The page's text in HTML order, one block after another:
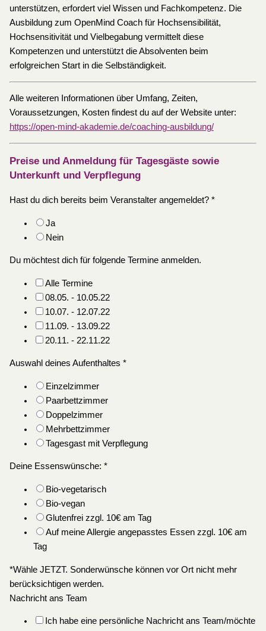
unterstützen, erfordert viel Wissen und Fachkompetenz. Die
Ausbildung zum OpenMind Coach für Hochsensibilität,
Hochsensitivität und Vielbegabung vermittelt diese
Kompetenzen und unterstützt die Absolventen beim
erfolgreichen Start in die Selbständigkeit.
Alle weiteren Informationen über Umfang, Zeiten,
Voraussetzungen, Kosten findest du auf der Website unter:
https://open-mind-akademie.de/coaching-ausbildung/
Preise und Anmeldung für Tagesgäste sowie
Unterkunft und Verpflegung
Hast du dich bereits beim Veranstalter angemeldet? *
Ja
Nein
Du möchtest dich für folgende Termine anmelden.
Alle Termine
08.05. - 10.05.22
10.07. - 12.07.22
11.09. - 13.09.22
20.11. - 22.11.22
Auswahl deines Aufenthaltes *
Einzelzimmer
Paarbettzimmer
Doppelzimmer
Mehrbettzimmer
Tagesgast mit Verpflegung
Deine Essenswünsche: *
Bio-vegetarisch
Bio-vegan
Glutenfrei zzgl. 10€ am Tag
Auf meine Allergie angepasstes Essen zzgl. 10€ am
Tag
*Wähle JETZT. Sonderwünsche können vor Ort nicht mehr
berücksichtigen werden.
Nachricht ans Team
Ich habe eine persönliche Nachricht ans Team/möchte